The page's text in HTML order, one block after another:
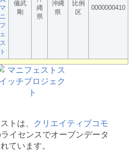
マ
ニ
フ
ェ
ス
ト
儀武
剛
縄
県
沖縄
県
比例
区
0000000410
トは、
クリエイティブコモ
イセンスでオープンデータ
ています。